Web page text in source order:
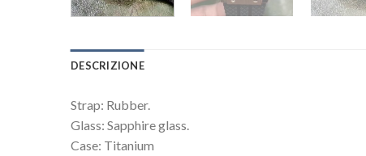
DESCRIZIONE
Strap: Rubber.
Glass: Sapphire glass.
Case: Titanium